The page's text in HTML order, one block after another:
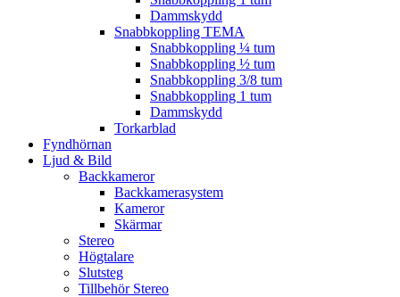
Dammskydd
Snabbkoppling TEMA
Snabbkoppling ¼ tum
Snabbkoppling ½ tum
Snabbkoppling 3/8 tum
Snabbkoppling 1 tum
Dammskydd
Torkarblad
Fyndhörnan
Ljud & Bild
Backkameror
Backkamerasystem
Kameror
Skärmar
Stereo
Högtalare
Slutsteg
Tillbehör Stereo